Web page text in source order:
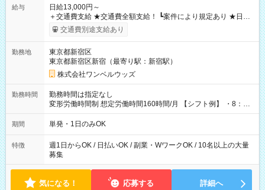
給与
日給13,000円～
＋交通費支給 ★交通費全額支給！ ┗案件により規定あり ★日払
いOK！（規定あり） ┗働いたその日に現金GET♪ お仕事後はコ
ンビニATMから 日払い分を引き落とせます！ 【試用期間】試
交通費別途支給あり
勤務地
東京都新宿区
東京都新宿区新宿（最寄り駅：新宿駅）
株式会社ワンベルウッズ
勤務時間
勤務時間は指定なし
変形労働時間制 想定労働時間160時間/月 【シフト例】 ・8：00
～21：00
期間 単発・1日のみOK
特徴
週1日からOK / 日払いOK / 副業・WワークOK / 10名以上の大量
募集
気になる！ 応募する 詳細へ